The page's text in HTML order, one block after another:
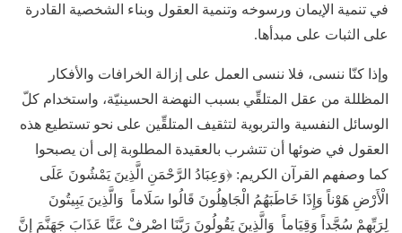
في تنمية الإيمان ورسوخه وتنمية العقول وبناء الشخصية القادرة
على الثبات على مبدأها.
وإذا كنّا ننسى، فلا ننسى العمل على إزالة الخرافات والأفكار
المظللة من عقل المتلقِّي بسبب النهضة الحسينيّة، واستخدام كلّ
الوسائل النفسية والتربوية لتثقيف المتلقِّين على نحو تستطيع هذه
العقول في ضوئها أن تتشرب بالعقيدة المطلوبة إلى أن يصبحوا
كما وصفهم القرآن الكريم: ﴿وَعِبَادُ الرَّحْمَنِ الَّذِينَ يَمْشُونَ عَلَى
الْأَرْضِ هَوْناً وَإِذَا خَاطَبَهُمُ الْجَاهِلُونَ قَالُوا سَلَاماً وَالَّذِينَ يَبِيتُونَ
لِرَبِّهِمْ سُجَّداً وَقِيَاماً وَالَّذِينَ يَقُولُونَ رَبَّنَا اصْرِفْ عَنَّا عَذَابَ جَهَنَّمَ إِنَّ